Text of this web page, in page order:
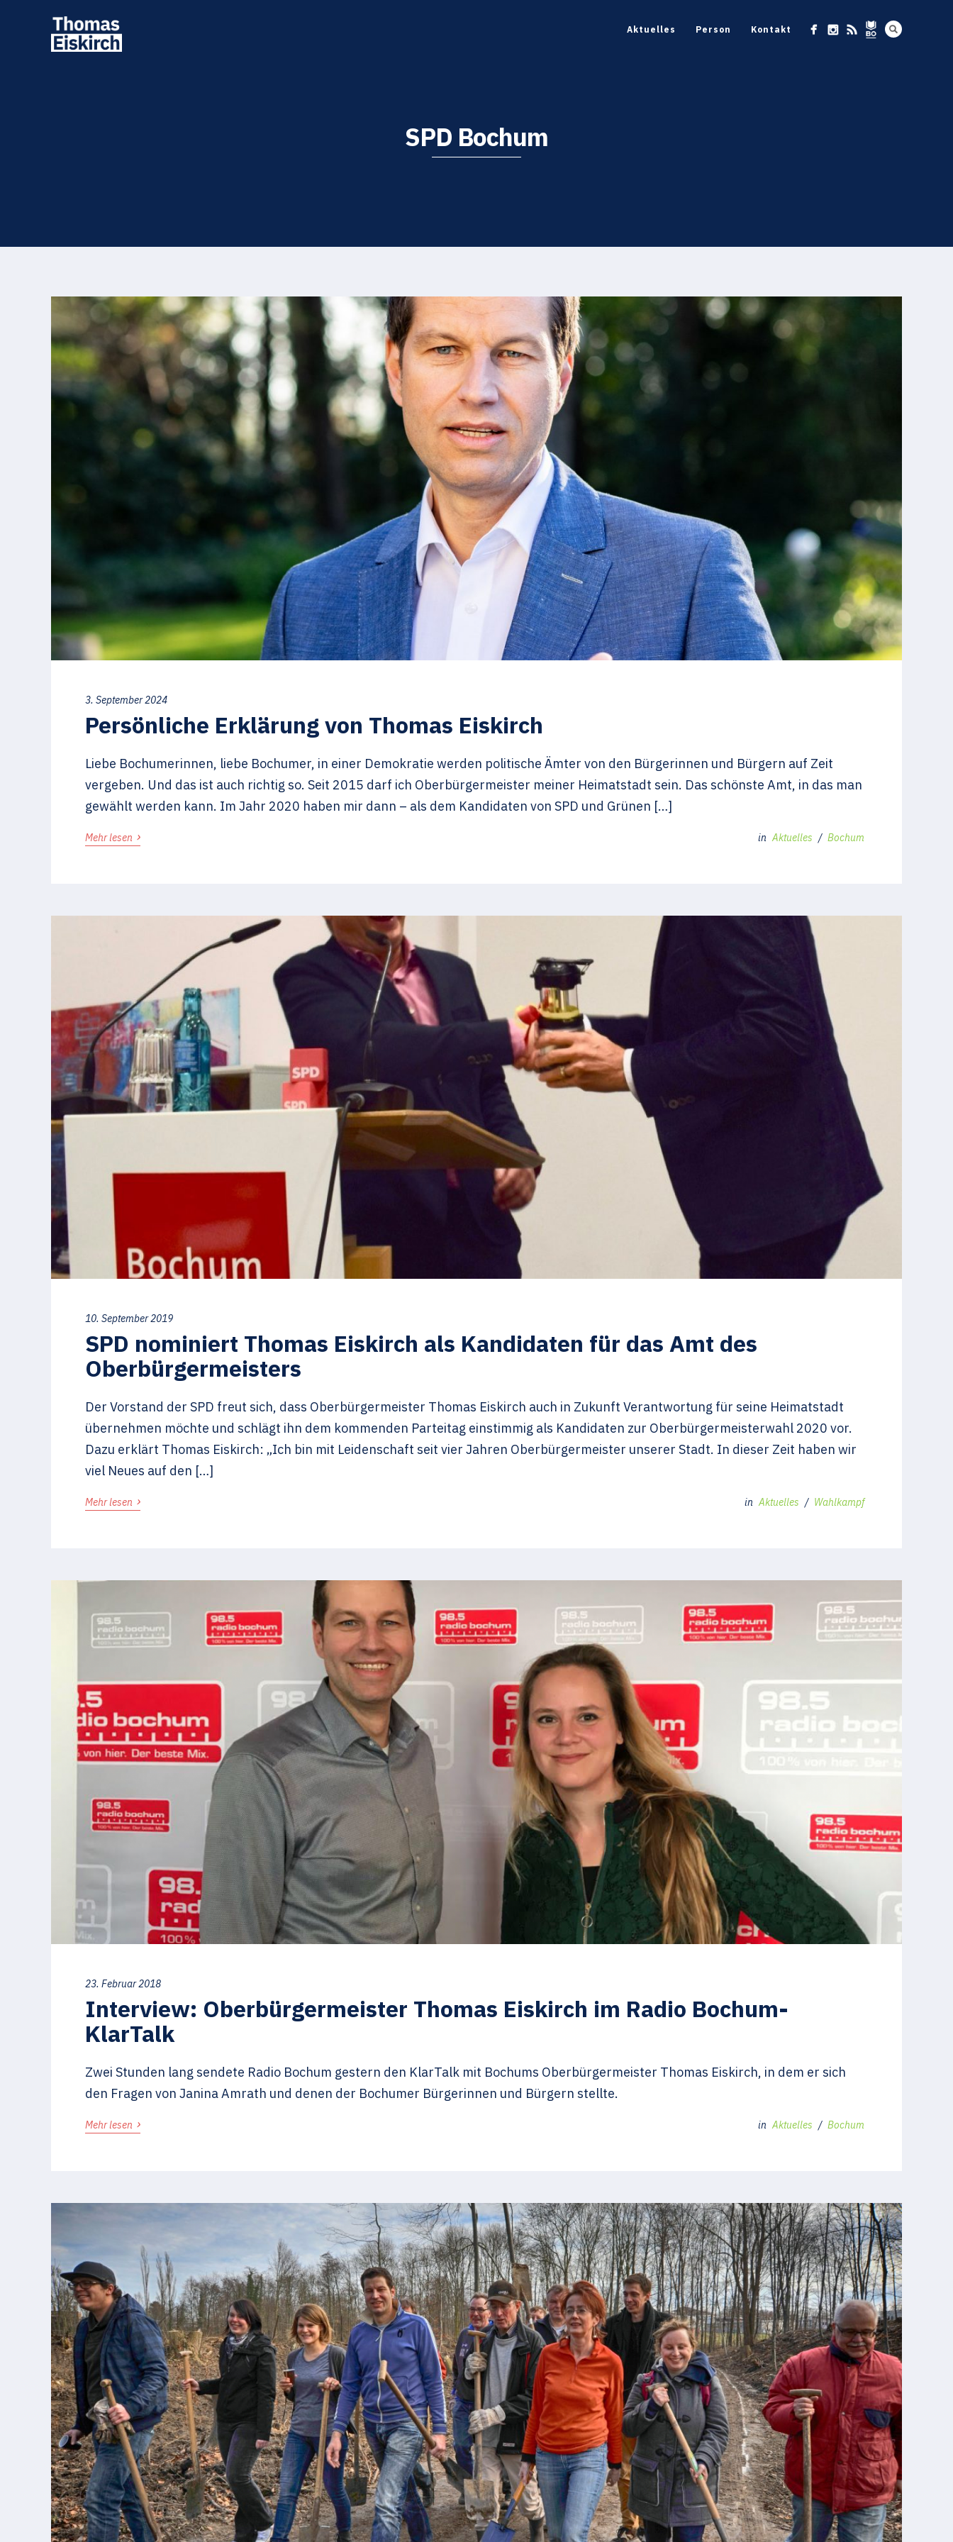
Aktuelles Person Kontakt
SPD Bochum
3. September 2024
Persönliche Erklärung von Thomas Eiskirch
Liebe Bochumerinnen, liebe Bochumer, in einer Demokratie werden politische Ämter von den Bürgerinnen und Bürgern auf Zeit
vergeben. Und das ist auch richtig so. Seit 2015 darf ich Oberbürgermeister meiner Heimatstadt sein. Das schönste Amt, in das man
gewählt werden kann. Im Jahr 2020 haben mir dann – als dem Kandidaten von SPD und Grünen […]
Mehr lesen › in Aktuelles / Bochum
10. September 2019
SPD nominiert Thomas Eiskirch als Kandidaten für das Amt des
Oberbürgermeisters
Der Vorstand der SPD freut sich, dass Oberbürgermeister Thomas Eiskirch auch in Zukunft Verantwortung für seine Heimatstadt
übernehmen möchte und schlägt ihn dem kommenden Parteitag einstimmig als Kandidaten zur Oberbürgermeisterwahl 2020 vor.
Dazu erklärt Thomas Eiskirch: „Ich bin mit Leidenschaft seit vier Jahren Oberbürgermeister unserer Stadt. In dieser Zeit haben wir
viel Neues auf den […]
Mehr lesen › in Aktuelles / Wahlkampf
23. Februar 2018
Interview: Oberbürgermeister Thomas Eiskirch im Radio Bochum-
KlarTalk
Zwei Stunden lang sendete Radio Bochum gestern den KlarTalk mit Bochums Oberbürgermeister Thomas Eiskirch, in dem er sich
den Fragen von Janina Amrath und denen der Bochumer Bürgerinnen und Bürgern stellte.
Mehr lesen › in Aktuelles / Bochum